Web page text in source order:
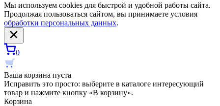
Мы используем cookies для быстрой и удобной работы сайта.
Продолжая пользоваться сайтом, вы принимаете условия
обработки персональных данных.
0
Ваша корзина пуста
Исправить это просто: выберите в каталоге интересующий
товар и нажмите кнопку «В корзину».
Корзина